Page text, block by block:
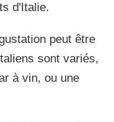
d'Italie.
peut être
sont variés,
à vin, ou une